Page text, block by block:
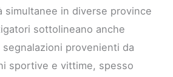
simultanee in diverse province
sottolineano anche
segnalazioni provenienti da
sportive e vittime, spesso